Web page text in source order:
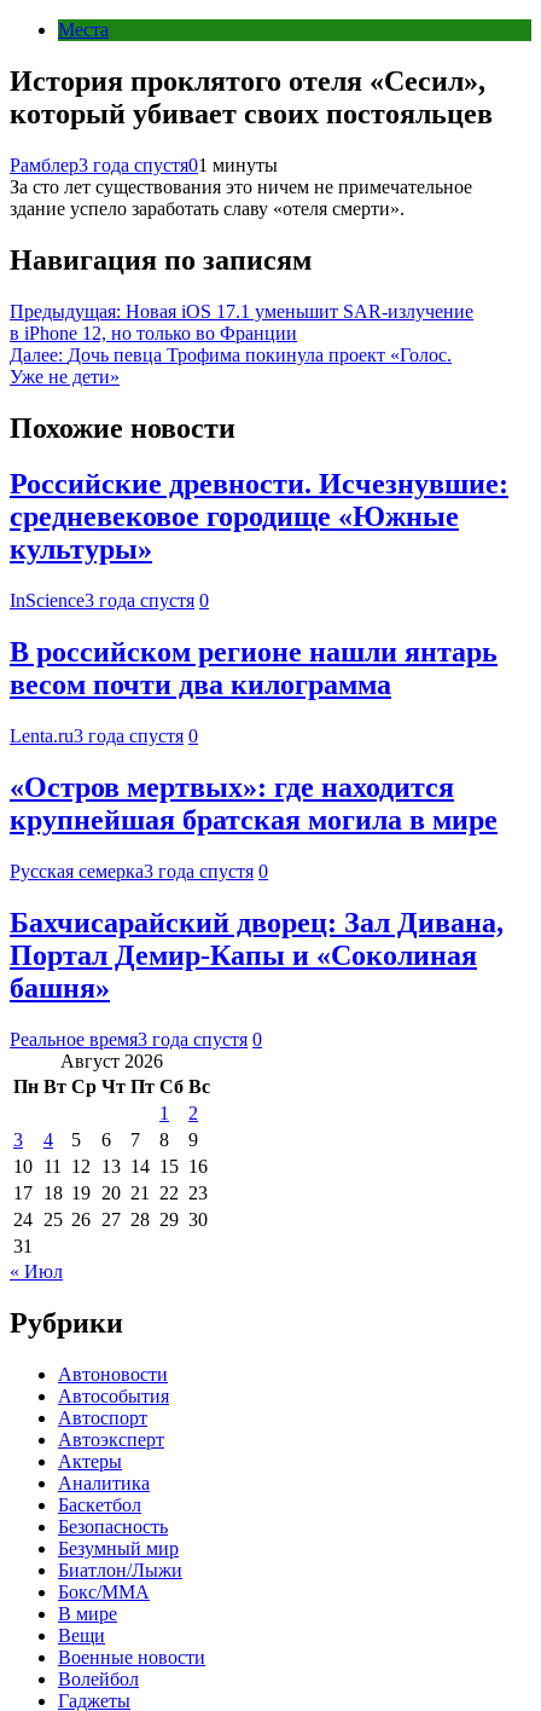
Места
История проклятого отеля «Сесил»,
который убивает своих постояльцев
Рамблер3 года спустя01 минуты
За сто лет существования это ничем не примечательное
здание успело заработать славу «отеля смерти».
Навигация по записям
Предыдущая: Новая iOS 17.1 уменьшит SAR-излучение
в iPhone 12, но только во Франции
Далее: Дочь певца Трофима покинула проект «Голос.
Уже не дети»
Похожие новости
Российские древности. Исчезнувшие:
средневековое городище «Южные
культуры»
InScience3 года спустя 0
В российском регионе нашли янтарь
весом почти два килограмма
Lenta.ru3 года спустя 0
«Остров мертвых»: где находится
крупнейшая братская могила в мире
Русская семерка3 года спустя 0
Бахчисарайский дворец: Зал Дивана,
Портал Демир-Капы и «Соколиная
башня»
Реальное время3 года спустя 0
Август 2026
Пн Вт Ср Чт Пт Сб Вс
1
2
3
4 5 6 7 8
9
10 11 12 13 14 15 16
17 18 19 20 21 22 23
24 25 26 27 28 29 30
31
« Июл
Рубрики
Автоновости
Автособытия
Автоспорт
Автоэксперт
Актеры
Аналитика
Баскетбол
Безопасность
Безумный мир
Биатлон/Лыжи
Бокс/MMA
В мире
Вещи
Военные новости
Волейбол
Гаджеты